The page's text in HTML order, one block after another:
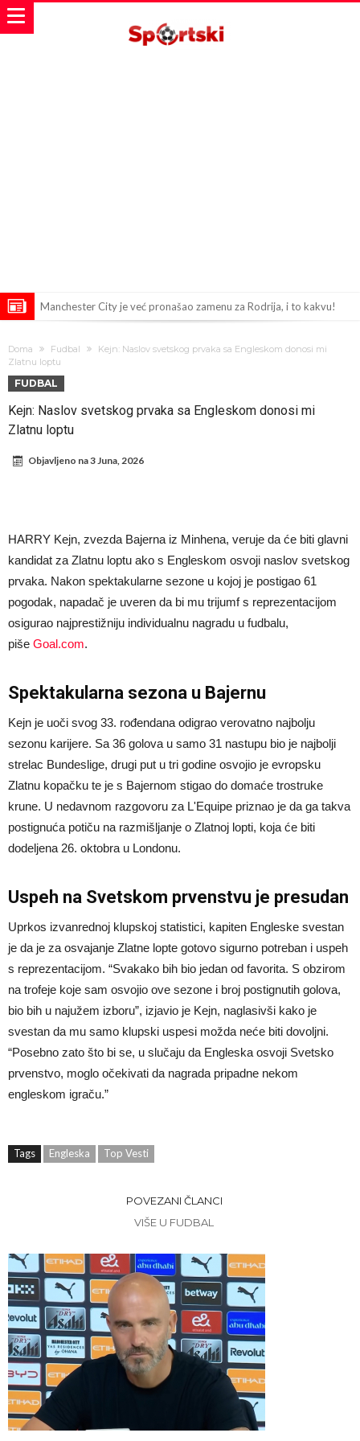
Manchester City je već pronašao zamenu za Rodrija, i to kakvu!
Mesi, znate li ko je drugi?
Прелом у трансферу Ромера? Интер нема довољно средстава,
Атлетико прати ситуацију
ГОТОВО ЈЕ! Čelsi dovodi novog levog beka – transfer vredan 21
milion evra
Atletiko Madrid povlači (ne)očekivan potez!
Barkolu?
Doma Fudbal
Kejn: Naslov svetskog prvaka sa Engleskom donosi mi
Zlatnu loptu
FUDBAL
Kejn: Naslov svetskog prvaka sa Engleskom donosi mi
Zlatnu loptu
Objavljeno na3 Juna, 2026
HARRY Kejn, zvezda Bajerna iz Minhena, veruje da će biti glavni
kandidat za Zlatnu loptu ako s Engleskom osvoji naslov svetskog
prvaka. Nakon spektakularne sezone u kojoj je postigao 61
pogodak, napadač je uveren da bi mu trijumf s reprezentacijom
osigurao najprestižniju individualnu nagradu u fudbalu,
piše Goal.com.
Spektakularna sezona u Bajernu
Kejn je uoči svog 33. rođendana odigrao verovatno najbolju
sezonu karijere. Sa 36 golova u samo 31 nastupu bio je najbolji
strelac Bundeslige, drugi put u tri godine osvojio je evropsku
Zlatnu kopačku te je s Bajernom stigao do domaće trostruke
krune. U nedavnom razgovoru za L'Equipe priznao je da ga takva
postignuća potiču na razmišljanje o Zlatnoj lopti, koja će biti
dodeljena 26. oktobra u Londonu.
Uspeh na Svetskom prvenstvu je presudan
Uprkos izvanrednoj klupskoj statistici, kapiten Engleske svestan
je da je za osvajanje Zlatne lopte gotovo sigurno potreban i uspeh
s reprezentacijom. “Svakako bih bio jedan od favorita. S obzirom
na trofeje koje sam osvojio ove sezone i broj postignutih golova,
bio bih u najužem izboru”, izjavio je Kejn, naglasivši kako je
svestan da mu samo klupski uspesi možda neće biti dovoljni.
“Posebno zato što bi se, u slučaju da Engleska osvoji Svetsko
prvenstvo, moglo očekivati da nagrada pripadne nekom
engleskom igraču.”
Tags Engleska Top Vesti
POVEZANI ČLANCI
VIŠE U FUDBAL